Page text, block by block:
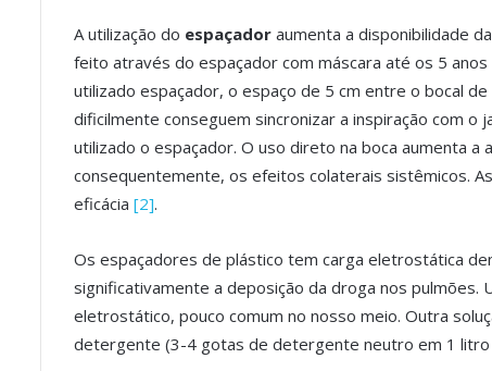
A utilização do espaçador aumenta a disponibilidade
feito através do espaçador com máscara até os 5
utilizado espaçador, o espaço de 5 cm entre o bocal
dificilmente conseguem sincronizar a inspiração com
utilizado o espaçador. O uso direto na boca aumenta a
consequentemente, os efeitos colaterais sistêmicos.
eficácia [2].
Os espaçadores de plástico tem carga eletrostática
significativamente a deposição da droga nos pulmões.
eletrostático, pouco comum no nosso meio. Outra
detergente (3-4 gotas de detergente neutro em 1 litro